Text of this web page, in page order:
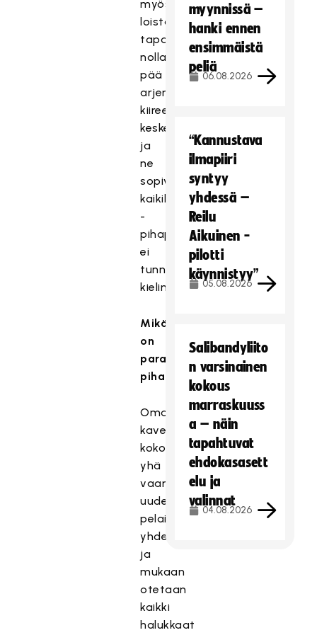
myös
loistava
tapa
nollata
pää
arjen
kiireen
keskellä
ja
ne
sopivat
kaikille
-
pihapeleissä
ei
tunneta
kielimuuria.
Mikä
on
paras
pihapelimuisto?
Oma
kaveriporukka
kokoontuu
yhä
vaan
uudestaan
pelailemaan
yhdessä
ja
mukaan
otetaan
kaikki
halukkaat
myynnissä –
hanki ennen
ensimmäistä
peliä
06.08.2026
“Kannustava
ilmapiiri
syntyy
yhdessä –
Reilu
Aikuinen -
pilotti
käynnistyy”
05.08.2026
Salibandyliito
n varsinainen
kokous
marraskuuss
a – näin
tapahtuvat
ehdokasasett
elu ja
valinnat
04.08.2026